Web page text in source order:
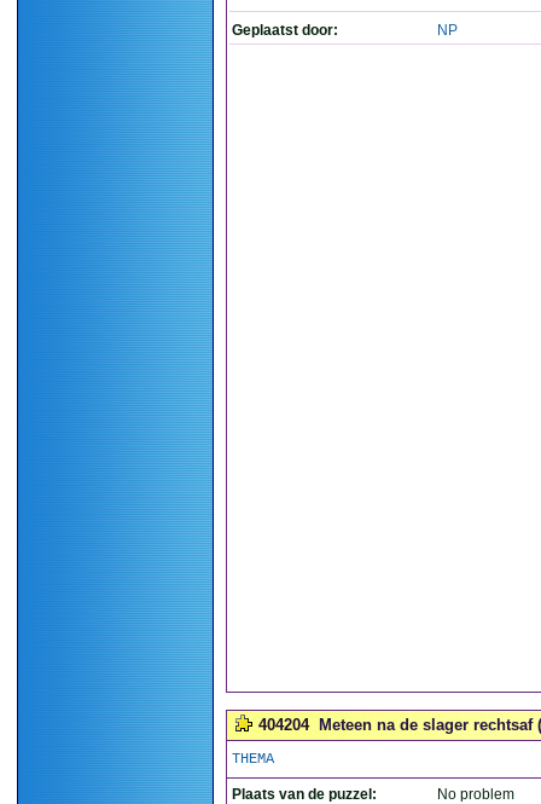
Geplaatst door: NP
404204 Meteen na de slager rechtsaf
THEMA
Plaats van de puzzel:
No problem